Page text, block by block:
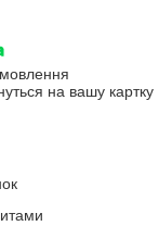
на вашу картку